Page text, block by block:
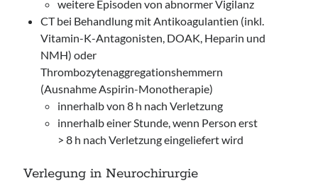
weitere Episoden von abnormer Vigilanz
CT bei Behandlung mit Antikoagulantien (inkl.
Vitamin-K-Antagonisten, DOAK, Heparin und
NMH) oder
Thrombozytenaggregationshemmern
(Ausnahme Aspirin-Monotherapie)
innerhalb von 8 h nach Verletzung
innerhalb einer Stunde, wenn Person erst
> 8 h nach Verletzung eingeliefert wird
Verlegung in Neurochirurgie